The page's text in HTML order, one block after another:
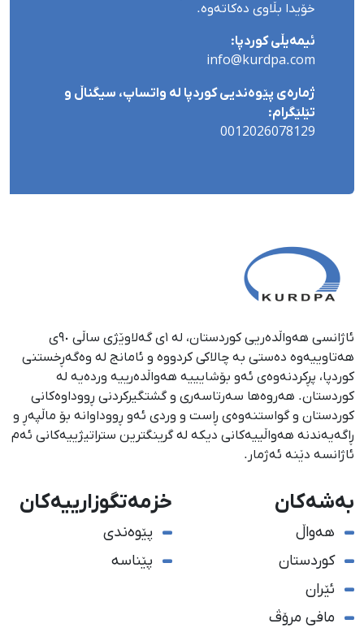
خۆیدا بڵاوی دەکاتەوە.
ئیمەیڵی کوردپا:
info@kurdpa.com
ژمارەی پێوەندیی کوردپا لە واتساپ، سیگناڵ و
تێلێگرام:
0012026078129
ئاژانسی هەواڵدەریی کوردستان، لە ١ی گەلاوێژی ساڵی ٩٠ی
هەتاوییەوە دەستی بە چالاکی کردووە و ئامانج لە وەگەڕخستنی
كوردپا، پڕكردنەوەی ئەو بۆشایییە هەواڵدەرییە وردەیە لە
كوردستان. هەروەها سەرتاسەری و گشتگیركردنی ڕووداوەكانی
كوردستان و گواستنەوەی ڕاست و وردی ئەو ڕووداوانە بۆ ماڵپەڕ و
ڕاگەیەندنە هەواڵییەكانی دیكە لە گرینگترین ستراتیژییەكانی ئەم
ئاژانسە دێنە ئەژمار.
بەشەکان
هەواڵ
کوردستان
ئێران
مافی مرۆڤ
خزمەتگوزارییەکان
پێوەندی
پێناسە